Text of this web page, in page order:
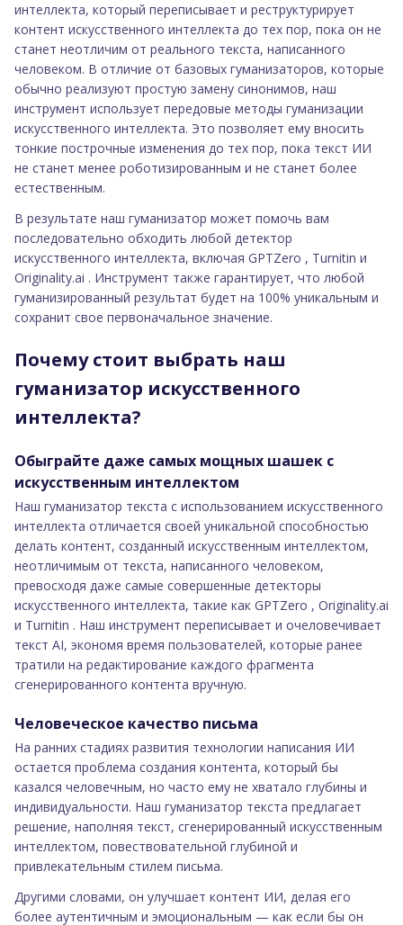
интеллекта, который переписывает и реструктурирует
контент искусственного интеллекта до тех пор, пока он не
станет неотличим от реального текста, написанного
человеком. В отличие от базовых гуманизаторов, которые
обычно реализуют простую замену синонимов, наш
инструмент использует передовые методы гуманизации
искусственного интеллекта. Это позволяет ему вносить
тонкие построчные изменения до тех пор, пока текст ИИ
не станет менее роботизированным и не станет более
естественным.
В результате наш гуманизатор может помочь вам
последовательно обходить любой детектор
искусственного интеллекта, включая GPTZero , Turnitin и
Originality.ai . Инструмент также гарантирует, что любой
гуманизированный результат будет на 100% уникальным и
сохранит свое первоначальное значение.
Почему стоит выбрать наш
гуманизатор искусственного
интеллекта?
Обыграйте даже самых мощных шашек с
искусственным интеллектом
Наш гуманизатор текста с использованием искусственного
интеллекта отличается своей уникальной способностью
делать контент, созданный искусственным интеллектом,
неотличимым от текста, написанного человеком,
превосходя даже самые совершенные детекторы
искусственного интеллекта, такие как GPTZero , Originality.ai
и Turnitin . Наш инструмент переписывает и очеловечивает
текст AI, экономя время пользователей, которые ранее
тратили на редактирование каждого фрагмента
сгенерированного контента вручную.
Человеческое качество письма
На ранних стадиях развития технологии написания ИИ
остается проблема создания контента, который бы
казался человечным, но часто ему не хватало глубины и
индивидуальности. Наш гуманизатор текста предлагает
решение, наполняя текст, сгенерированный искусственным
интеллектом, повествовательной глубиной и
привлекательным стилем письма.
Другими словами, он улучшает контент ИИ, делая его
более аутентичным и эмоциональным — как если бы он